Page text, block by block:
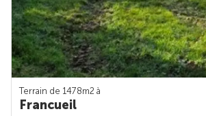
Terrain de 1478m2 à
Francueil